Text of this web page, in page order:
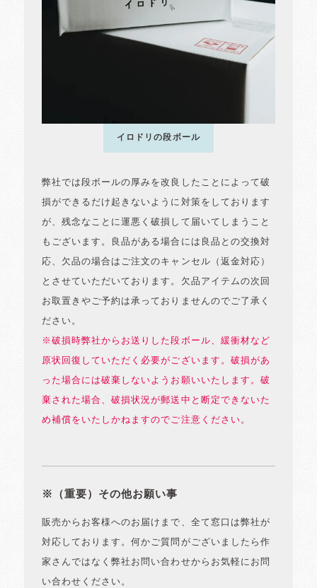
イロドリの段ボール
弊社では段ボールの厚みを改良したことによって破
損ができるだけ起きないように対策をしております
が、残念なことに運悪く破損して届いてしまうこと
もございます。良品がある場合には良品との交換対
応、欠品の場合はご注文のキャンセル（返金対応）
とさせていただいております。欠品アイテムの次回
お取置きやご予約は承っておりませんのでご了承く
ださい。
※破損時弊社からお送りした段ボール、緩衝材など
原状回復していただく必要がございます。破損があ
った場合には破棄しないようお願いいたします。破
棄された場合、破損状況が郵送中と断定できないた
め補償をいたしかねますのでご注意ください。
※（重要）その他お願い事
販売からお客様へのお届けまで、全て窓口は弊社が
対応しております。何かご質問がございましたら作
家さんではなく弊社お問い合わせからお気軽にお問
い合わせください。